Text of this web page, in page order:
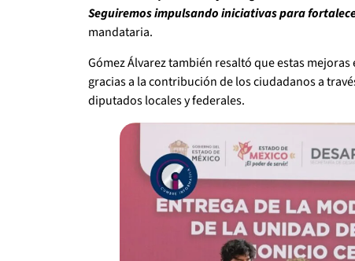
Seguiremos impulsando iniciativas para
mandataria.
Gómez Álvarez también resaltó que estas
gracias a la contribución de los ciudadanos a
diputados locales y federales.